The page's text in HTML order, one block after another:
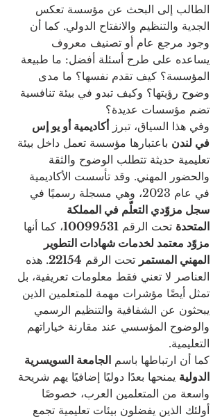
الطالب إلى البحث عن مؤسسة تعكس
الجدية والتنظيم والانفتاح الدولي. كما أن
وجود مرجع عام أو تصنيف معروف
يساعده على طرح أسئلة أفضل: ما طبيعة
المؤسسة؟ كيف تقدم نفسها؟ ما مدى
وضوح رؤيتها؟ وكيف تبدو في بيئة تنافسية
تضم مؤسسات عديدة؟
وفي هذا السياق، تبرز أكاديمية أو يو إس
في لندن باعتبارها مؤسسة تعمل داخل بيئة
تعليمية حديثة تتطلب الوضوح والثقة
والحضور المهني. وقد تأسست الأكاديمية
في عام 2023، وهي مسجلة رسميًا في
سجل مزوّدي التعلّم في المملكة
المتحدة تحت الرقم 10099531، كما أنها
مزوّد معتمد لخدمات شهادات التطوير
المهني المستمر تحت الرقم 22154. هذه
العناصر لا تعني فقط معلومات تعريفية، بل
تمثل أيضًا مؤشرات مهمة للمتعلمين الذين
يبحثون عن الشفافية والتنظيم الرسمي
والوضوح المؤسسي عند مقارنة خياراتهم
التعليمية.
كما أن ارتباطها باسم الجامعة السويسرية
الدولية يمنحها بعدًا دوليًا إضافيًا يهم شريحة
واسعة من المتعلمين العرب، خصوصًا
أولئك الذين يفضلون بيئات تعليمية تجمع